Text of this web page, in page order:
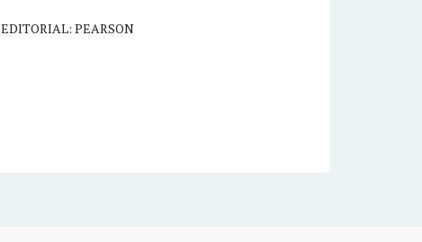
EDITORIAL: PEARSON